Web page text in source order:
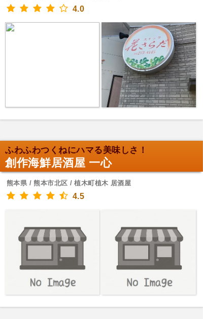
4.0
ふわふわつくねにハマる美味しさ！
創作海鮮居酒屋 一心
熊本県 / 熊本市北区 / 植木町植木 居酒屋
4.5